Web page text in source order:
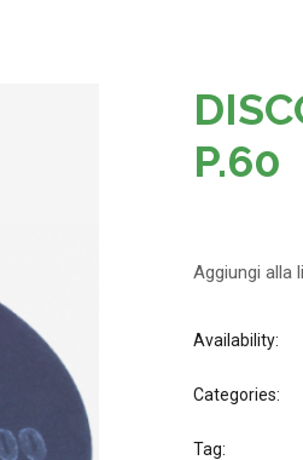
P.60
Aggiungi alla
Availability:
Categories:
Tag: